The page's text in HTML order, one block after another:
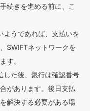
続きを進める前に、こ
ようであれば、支払いを
SWIFTネットワークを
す。
した後、銀行は確認番号
があります。後日支払
解決する必要がある場